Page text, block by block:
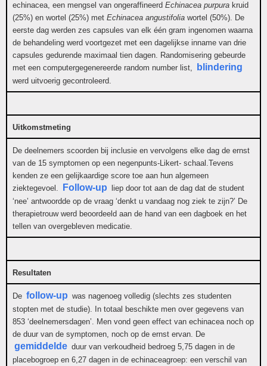
echinacea, een mengsel van ongeraffineerd Echinacea purpura kruid
(25%) en wortel (25%) met Echinacea angustifolia wortel (50%). De
eerste dag werden zes capsules van elk één gram ingenomen waarna
de behandeling werd voortgezet met een dagelijkse inname van drie
capsules gedurende maximaal tien dagen. Randomisering gebeurde
met een computergegenereerde random number list,
blindering
werd uitvoerig gecontroleerd.
Uitkomstmeting
De deelnemers scoorden bij inclusie en vervolgens elke dag de ernst
van de 15 symptomen op een negenpunts-Likert- schaal.Tevens
kenden ze een gelijkaardige score toe aan hun algemeen
ziektegevoel.
Follow-up
liep door tot aan de dag dat de student
‘nee’ antwoordde op de vraag ‘denkt u vandaag nog ziek te zijn?’ De
therapietrouw werd beoordeeld aan de hand van een dagboek en het
tellen van overgebleven medicatie.
Resultaten
De follow-up was nagenoeg volledig (slechts zes studenten
stopten met de studie). In totaal beschikte men over gegevens van
853 ‘deelnemersdagen’. Men vond geen effect van echinacea noch op
de duur van de symptomen, noch op de ernst ervan. De
gemiddelde duur van verkoudheid bedroeg 5,75 dagen in de
placebogroep en 6,27 dagen in de echinaceagroep: een verschil van